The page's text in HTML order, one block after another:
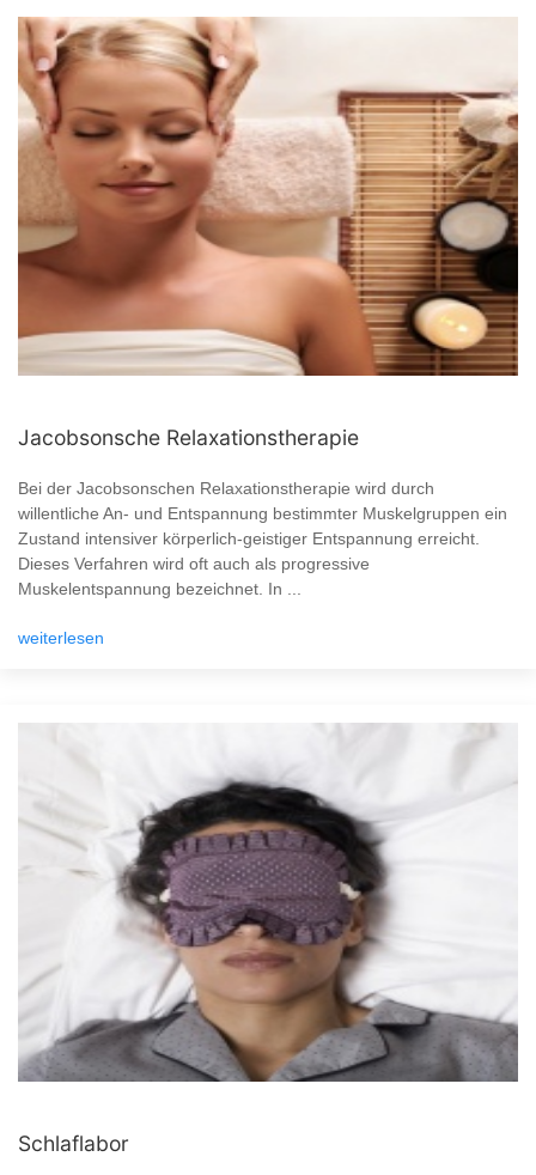
Jacobsonsche Relaxationstherapie
Bei der Jacobsonschen Relaxationstherapie wird durch
willentliche An- und Entspannung bestimmter Muskelgruppen ein
Zustand intensiver körperlich-geistiger Entspannung erreicht.
Dieses Verfahren wird oft auch als progressive
Muskelentspannung bezeichnet. In ...
weiterlesen
Schlaflabor